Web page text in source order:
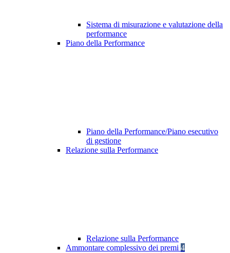
Sistema di misurazione e valutazione della
performance
Piano della Performance
Piano della Performance/Piano esecutivo
di gestione
Relazione sulla Performance
Relazione sulla Performance
Ammontare complessivo dei premi 4